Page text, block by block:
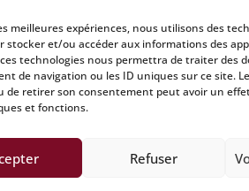
meilleures expériences, nous utilisons des
stocker et/ou accéder aux informations des
technologies nous permettra de traiter des
de navigation ou les ID uniques sur ce site.
de retirer son consentement peut avoir un
et fonctions.
Refuser
d’expedition |Site réalisé par